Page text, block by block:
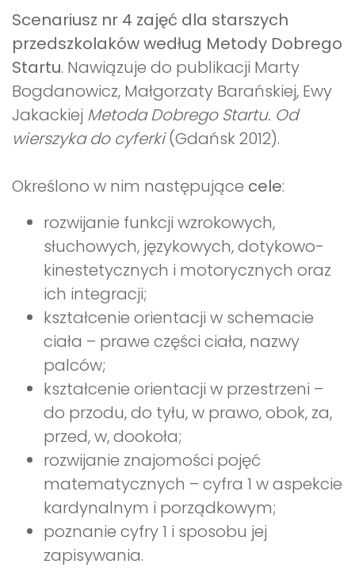
Scenariusz nr 4 zajęć dla starszych
przedszkolaków według Metody Dobrego
Startu. Nawiązuje do publikacji Marty
Bogdanowicz, Małgorzaty Barańskiej, Ewy
Jakackiej Metoda Dobrego Startu. Od
wierszyka do cyferki(Gdańsk 2012).
Określono w nim następujące cele:
rozwijanie funkcji wzrokowych,
słuchowych, językowych, dotykowo-
kinestetycznych i motorycznych oraz
ich integracji;
kształcenie orientacji w schemacie
ciała – prawe części ciała, nazwy
palców;
kształcenie orientacji w przestrzeni –
do przodu, do tyłu, w prawo, obok, za,
przed, w, dookoła;
rozwijanie znajomości pojęć
matematycznych – cyfra 1 w aspekcie
kardynalnym i porządkowym;
poznanie cyfry 1 i sposobu jej
zapisywania.